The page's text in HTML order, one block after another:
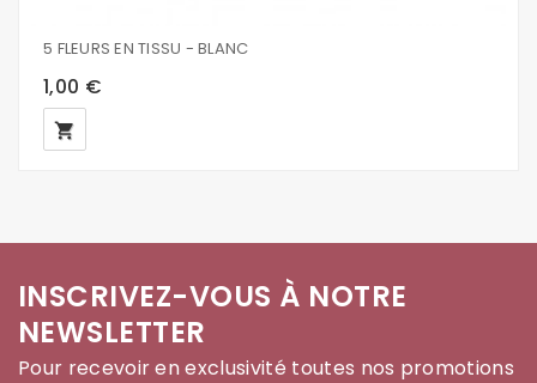
5 FLEURS EN TISSU - BLANC
1,00 €
local_grocery_store
INSCRIVEZ-VOUS À NOTRE
NEWSLETTER
Pour recevoir en exclusivité toutes nos promotions